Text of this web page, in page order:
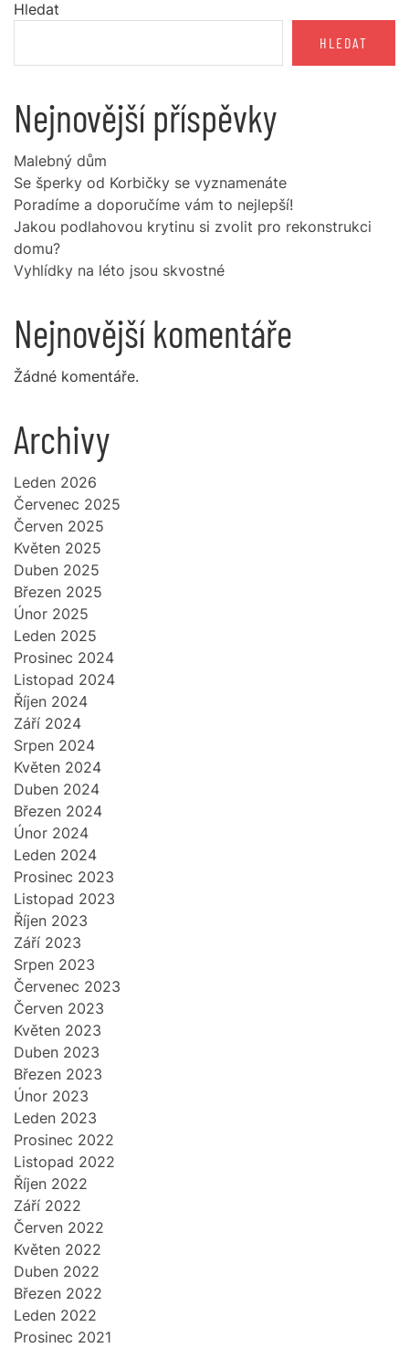
Hledat
HLEDAT
Nejnovější příspěvky
Malebný dům
Se šperky od Korbičky se vyznamenáte
Poradíme a doporučíme vám to nejlepší!
Jakou podlahovou krytinu si zvolit pro rekonstrukci
domu?
Vyhlídky na léto jsou skvostné
Nejnovější komentáře
Žádné komentáře.
Archivy
Leden 2026
Červenec 2025
Červen 2025
Květen 2025
Duben 2025
Březen 2025
Únor 2025
Leden 2025
Prosinec 2024
Listopad 2024
Říjen 2024
Září 2024
Srpen 2024
Květen 2024
Duben 2024
Březen 2024
Únor 2024
Leden 2024
Prosinec 2023
Listopad 2023
Říjen 2023
Září 2023
Srpen 2023
Červenec 2023
Červen 2023
Květen 2023
Duben 2023
Březen 2023
Únor 2023
Leden 2023
Prosinec 2022
Listopad 2022
Říjen 2022
Září 2022
Červen 2022
Květen 2022
Duben 2022
Březen 2022
Leden 2022
Prosinec 2021